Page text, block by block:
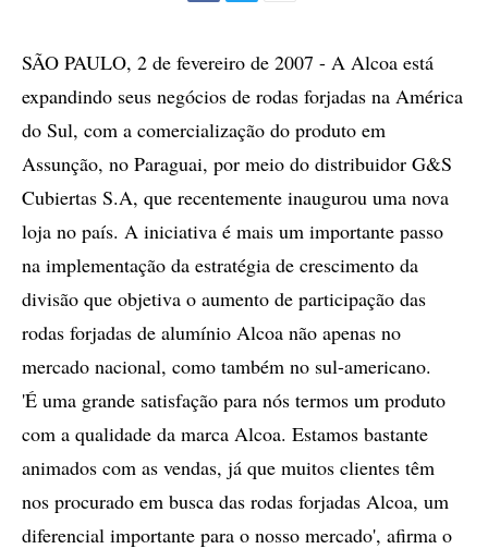
compartilhamento
SÃO PAULO, 2 de fevereiro de 2007 - A Alcoa está
expandindo seus negócios de rodas forjadas na América
do Sul, com a comercialização do produto em
Assunção, no Paraguai, por meio do distribuidor G&S
Cubiertas S.A, que recentemente inaugurou uma nova
loja no país. A iniciativa é mais um importante passo
na implementação da estratégia de crescimento da
divisão que objetiva o aumento de participação das
rodas forjadas de alumínio Alcoa não apenas no
mercado nacional, como também no sul-americano.
'É uma grande satisfação para nós termos um produto
com a qualidade da marca Alcoa. Estamos bastante
animados com as vendas, já que muitos clientes têm
nos procurado em busca das rodas forjadas Alcoa, um
diferencial importante para o nosso mercado', afirma o